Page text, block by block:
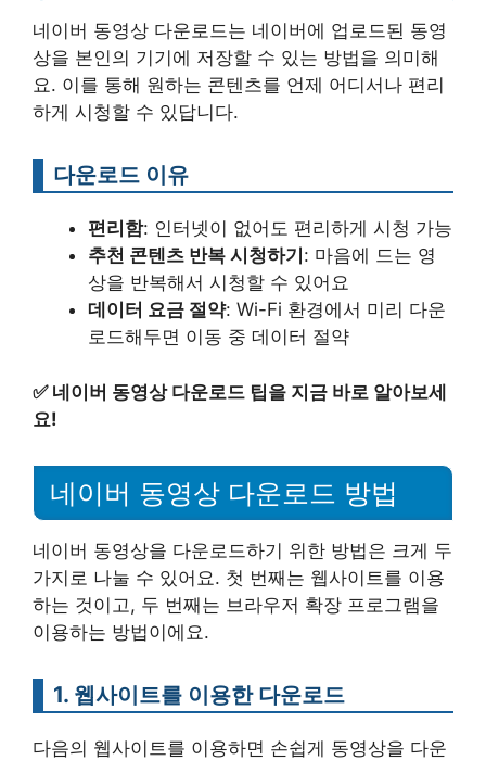
네이버 동영상 다운로드는 네이버에 업로드된 동영
상을 본인의 기기에 저장할 수 있는 방법을 의미해
요. 이를 통해 원하는 콘텐츠를 언제 어디서나 편리
하게 시청할 수 있답니다.
다운로드 이유
편리함: 인터넷이 없어도 편리하게 시청 가능
추천 콘텐츠 반복 시청하기 : 마음에 드는 영
상을 반복해서 시청할 수 있어요
데이터 요금 절약: Wi-Fi 환경에서 미리 다운
로드해두면 이동 중 데이터 절약
✅ 네이버 동영상 다운로드 팁을 지금 바로 알아보세
요!
네이버 동영상 다운로드 방법
네이버 동영상을 다운로드하기 위한 방법은 크게 두
가지로 나눌 수 있어요. 첫 번째는 웹사이트를 이용
하는 것이고, 두 번째는 브라우저 확장 프로그램을
이용하는 방법이에요.
1. 웹사이트를 이용한 다운로드
다음의 웹사이트를 이용하면 손쉽게 동영상을 다운